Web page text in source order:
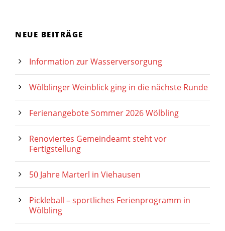
NEUE BEITRÄGE
Information zur Wasserversorgung
Wölblinger Weinblick ging in die nächste Runde
Ferienangebote Sommer 2026 Wölbling
Renoviertes Gemeindeamt steht vor
Fertigstellung
50 Jahre Marterl in Viehausen
Pickleball – sportliches Ferienprogramm in
Wölbling